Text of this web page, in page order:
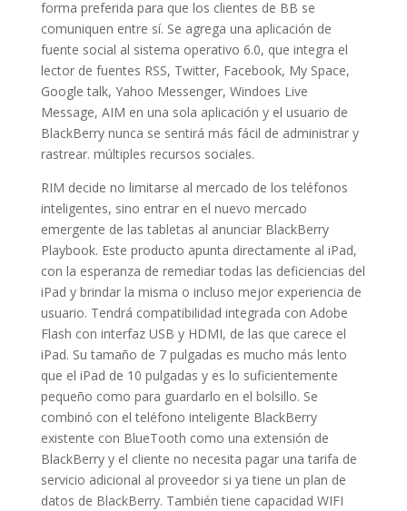
forma preferida para que los clientes de BB se
comuniquen entre sí. Se agrega una aplicación de
fuente social al sistema operativo 6.0, que integra el
lector de fuentes RSS, Twitter, Facebook, My Space,
Google talk, Yahoo Messenger, Windoes Live
Message, AIM en una sola aplicación y el usuario de
BlackBerry nunca se sentirá más fácil de administrar y
rastrear. múltiples recursos sociales.
RIM decide no limitarse al mercado de los teléfonos
inteligentes, sino entrar en el nuevo mercado
emergente de las tabletas al anunciar BlackBerry
Playbook. Este producto apunta directamente al iPad,
con la esperanza de remediar todas las deficiencias del
iPad y brindar la misma o incluso mejor experiencia de
usuario. Tendrá compatibilidad integrada con Adobe
Flash con interfaz USB y HDMI, de las que carece el
iPad. Su tamaño de 7 pulgadas es mucho más lento
que el iPad de 10 pulgadas y es lo suficientemente
pequeño como para guardarlo en el bolsillo. Se
combinó con el teléfono inteligente BlackBerry
existente con BlueTooth como una extensión de
BlackBerry y el cliente no necesita pagar una tarifa de
servicio adicional al proveedor si ya tiene un plan de
datos de BlackBerry. También tiene capacidad WIFI